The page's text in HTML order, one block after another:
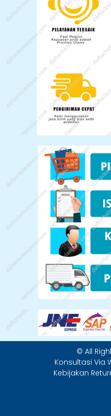
© All
Konsultasi Via
Kebijakan